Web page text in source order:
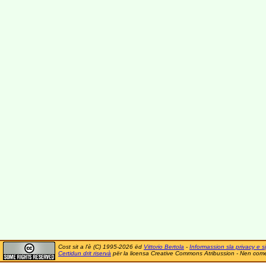
Cost sit a l'è (C) 1995-2026 ëd Vittorio Bertola - Informassion sla privacy e
Certidun drit riservà për la licensa Creative Commons Atribussion - Nen